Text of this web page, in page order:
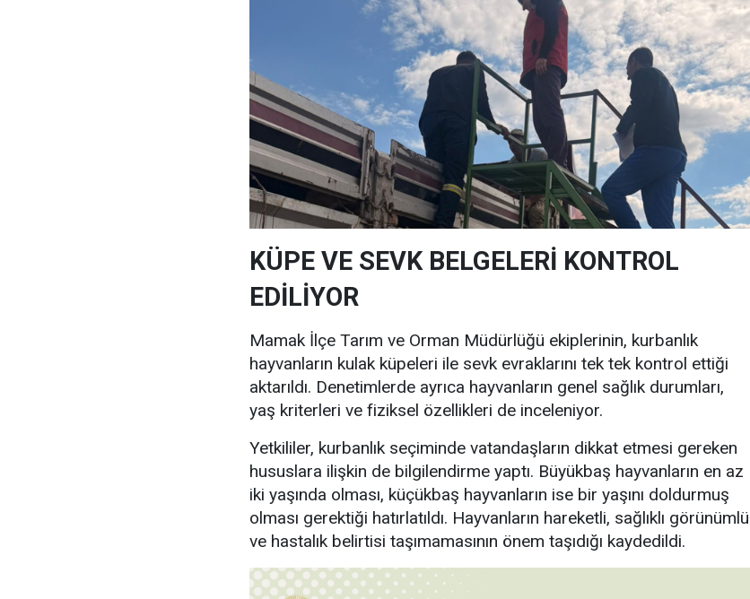
KÜPE VE SEVK BELGELERİ KONTROL
EDİLİYOR
Mamak İlçe Tarım ve Orman Müdürlüğü ekiplerinin, kurbanlık
hayvanların kulak küpeleri ile sevk evraklarını tek tek kontrol ettiği
aktarıldı. Denetimlerde ayrıca hayvanların genel sağlık durumları,
yaş kriterleri ve fiziksel özellikleri de inceleniyor.
Yetkililer, kurbanlık seçiminde vatandaşların dikkat etmesi gereken
hususlara ilişkin de bilgilendirme yaptı. Büyükbaş hayvanların en az
iki yaşında olması, küçükbaş hayvanların ise bir yaşını doldurmuş
olması gerektiği hatırlatıldı. Hayvanların hareketli, sağlıklı görünümlü
ve hastalık belirtisi taşımamasının önem taşıdığı kaydedildi.